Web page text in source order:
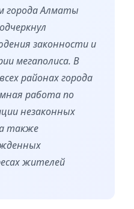
города Алматы
законности и
мегаполиса. В
районах города
работа по
незаконных
также
жителей